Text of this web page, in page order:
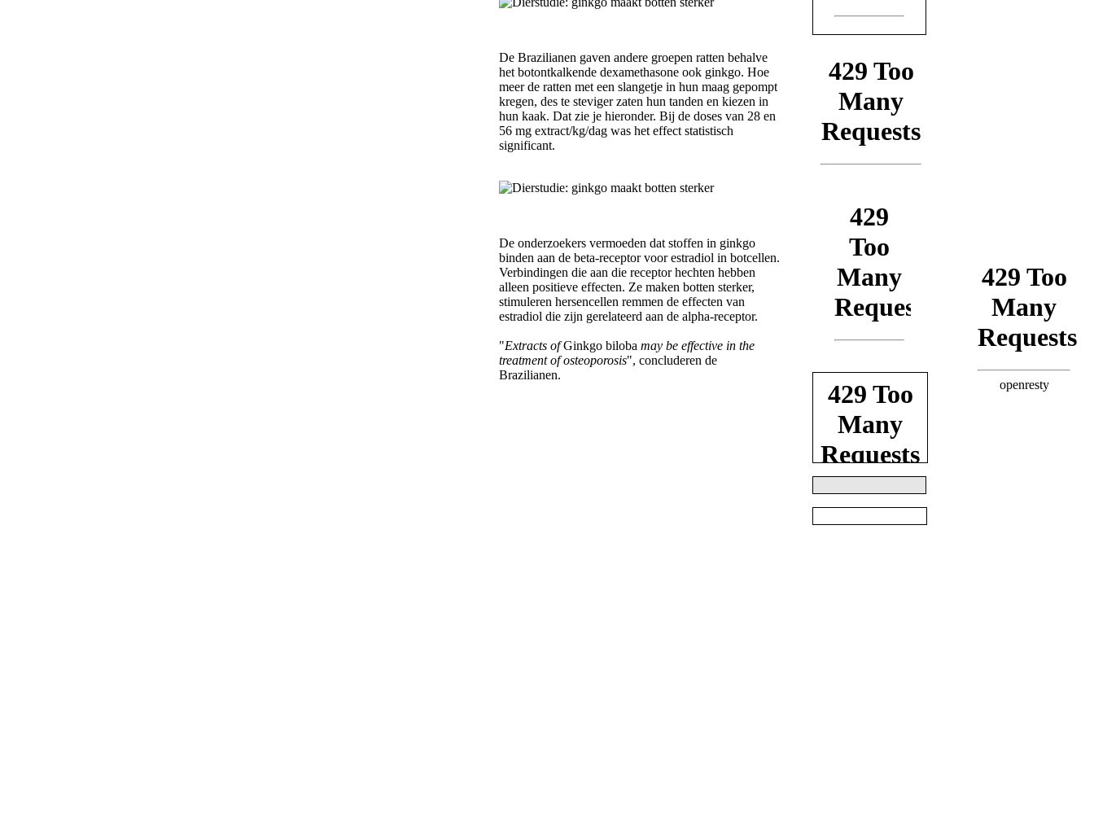
De Brazilianen gaven andere groepen ratten behalve
het botontkalkende dexamethasone ook ginkgo. Hoe
meer de ratten met een slangetje in hun maag gepompt
kregen, des te steviger zaten hun tanden en kiezen in
hun kaak. Dat zie je hieronder. Bij de doses van 28 en
56 mg extract/kg/dag was het effect statistisch
significant.
De onderzoekers vermoeden dat stoffen in ginkgo
binden aan de beta-receptor voor estradiol in botcellen.
Verbindingen die aan die receptor hechten hebben
alleen positieve effecten. Ze maken botten sterker,
stimuleren hersencellen remmen de effecten van
estradiol die zijn gerelateerd aan de alpha-receptor.
"Extracts ofGinkgo biloba may be effective in the
treatment of osteoporosis", concluderen de
Brazilianen.